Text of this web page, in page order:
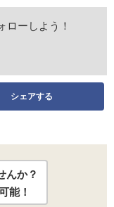
ローしよう！
シェアする
んか？
能！